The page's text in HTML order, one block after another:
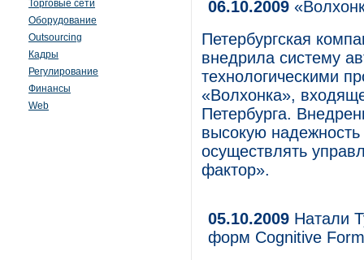
Торговые сети
Оборудование
Outsourcing
Кадры
Регулирование
Финансы
Web
06.10.2009
Петербургская
внедрила систему
технологическими
«Волхонка»,
Петербурга.
высокую надежность
осуществлять
фактор».
05.10.2009 Натали
форм Cognitive